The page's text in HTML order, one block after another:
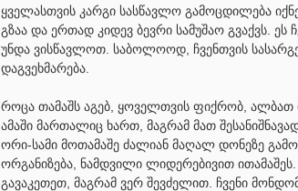
ყველასთვის კარგი სასწავლო გამოცდილება
გზაა და ერთად კიდევ ბევრი სამუშაო გვაქვს.
უნდა ვისწავლოთ. საბოლოოდ, ჩვენთვის
დაგვეხმარება.
როცა თამაშს აგებ, ყოველთვის ფიქრობ, ალბათ
ამაში მართალიც ხართ, მაგრამ მათ
ორი-სამი მოთამაშე ძალიან მაღალ დონეზე
ორგანიზება, ნამდვილი ლიდერებივით
გავაკეთეთ, მაგრამ ვერ შევძელით. ჩვენი